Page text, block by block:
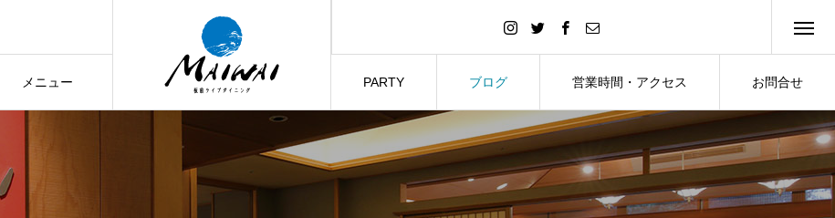
メニュー PARTY ブログ 営業時間・アクセス お問合せ